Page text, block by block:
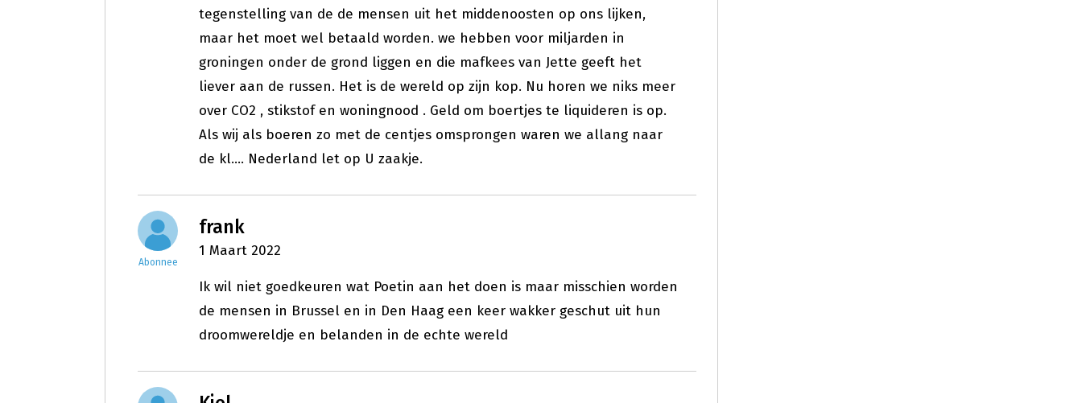
tegenstelling van de de mensen uit het middenoosten op ons lijken,
maar het moet wel betaald worden. we hebben voor miljarden in
groningen onder de grond liggen en die mafkees van Jette geeft het
liever aan de russen. Het is de wereld op zijn kop. Nu horen we niks meer
over CO2 , stikstof en woningnood . Geld om boertjes te liquideren is op.
Als wij als boeren zo met de centjes omsprongen waren we allang naar
de kl.... Nederland let op U zaakje.
Abonnee
frank
1 Maart 2022
Ik wil niet goedkeuren wat Poetin aan het doen is maar misschien worden
de mensen in Brussel en in Den Haag een keer wakker geschut uit hun
droomwereldje en belanden in de echte wereld